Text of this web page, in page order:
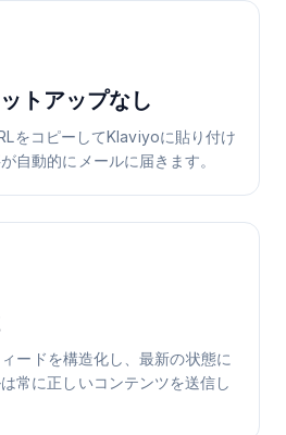
トアップなし
をコピーしてKlaviyoに貼り付け
自動的にメールに届きます。
ードを構造化し、最新の状態に
常に正しいコンテンツを送信し